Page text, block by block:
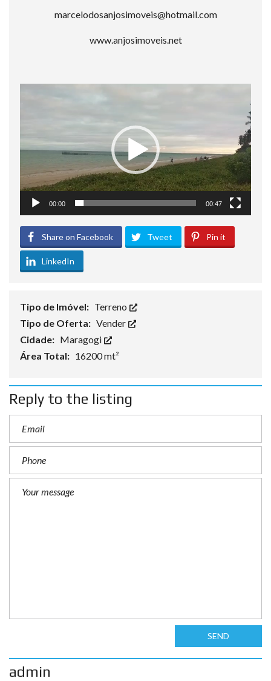
marcelodosanjosimoveis@hotmail.com
www.anjosimoveis.net
00:00 00:47
Share on Facebook Tweet Pin it
LinkedIn
Tipo de Imóvel: Terreno
Tipo de Oferta: Vender
Cidade: Maragogi
Área Total: 16200 mt²
Reply to the listing
SEND
admin